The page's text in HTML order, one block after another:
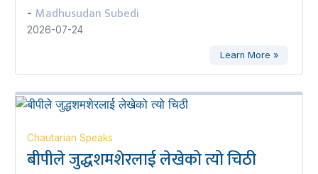
- Madhusudan Subedi
2026-07-24
Learn More »
Chautarian Speaks
बीपीले जुद्धशमशेरलाई लेखेको त्यो चिठी